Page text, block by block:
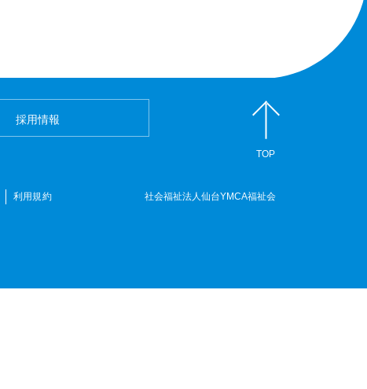
採用情報
利用規約 社会福祉法人仙台YMCA福祉会
TOP